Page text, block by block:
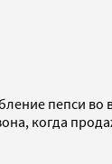
пепси во
когда